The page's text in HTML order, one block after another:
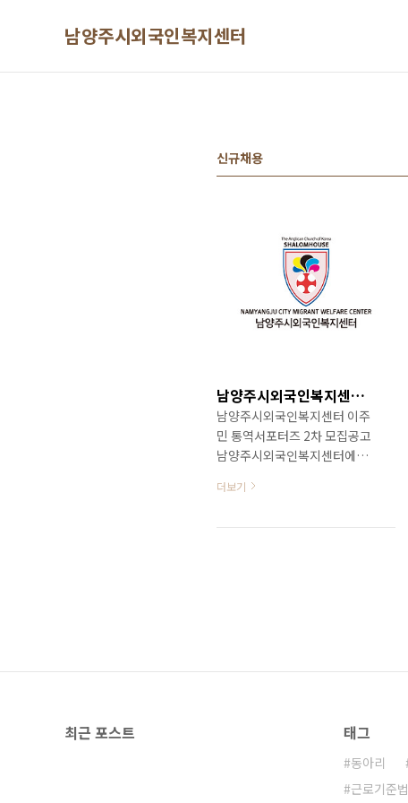
남양주시외국인복지센터
신규채용
남양주시외국인복지센터 이주민 통역서포터즈 모집공고(2차)
남양주시외국인복지센터 이주
민 통역서포터즈 2차 모집공고
남양주시외국인복지센터에서
움을 겪는 이주민들을 위해 신
원, 제공하기 위해 이주민 통역
법적인 한국 체류기간 2년 이상
시험 4급 또는 법무부 사회통합
어능력시험 3급(사회통합프로
그램 3단계) 보유자이면서 외국
더보기
최근 포스트 태그
동아리
근로기준법